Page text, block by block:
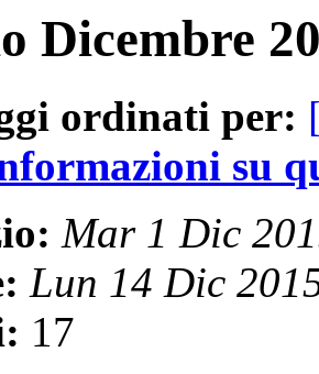
Dicembre
ordinati per:
su
Mar 1 Dic
Lun 14 Dic
17